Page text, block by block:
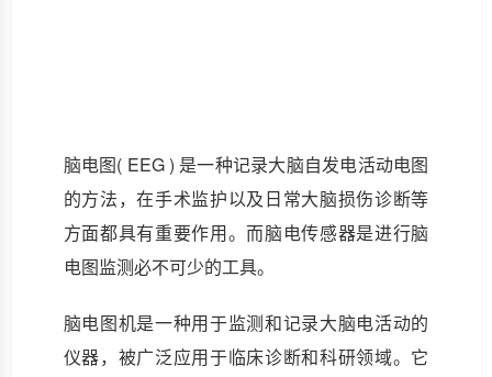
脑电图( EEG ) 是一种记录大脑自发电活动电图
的方法，在手术监护以及日常大脑损伤诊断等
方面都具有重要作用。而脑电传感器是进行脑
电图监测必不可少的工具。
脑电图机是一种用于监测和记录大脑电活动的
仪器，被广泛应用于临床诊断和科研领域。它